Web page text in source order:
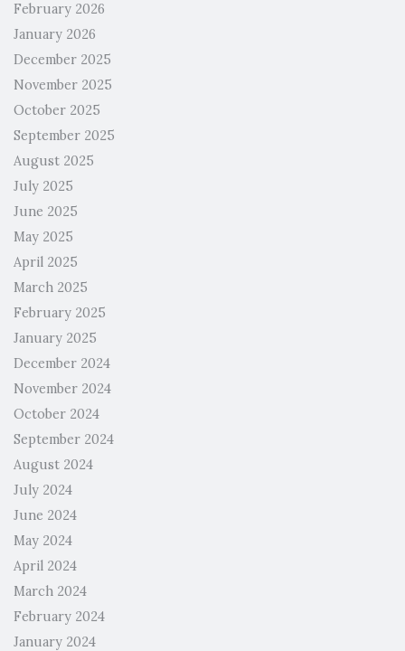
February 2026
January 2026
December 2025
November 2025
October 2025
September 2025
August 2025
July 2025
June 2025
May 2025
April 2025
March 2025
February 2025
January 2025
December 2024
November 2024
October 2024
September 2024
August 2024
July 2024
June 2024
May 2024
April 2024
March 2024
February 2024
January 2024